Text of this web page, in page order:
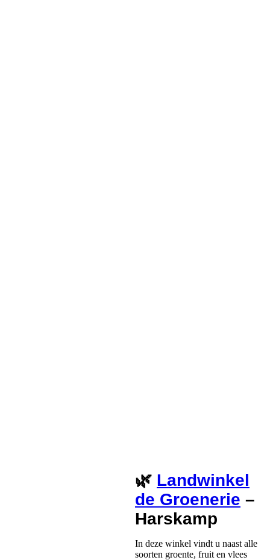
🌿 Landwinkel
de Groenerie –
Harskamp
In deze winkel vindt u naast alle
soorten groente, fruit en vlees